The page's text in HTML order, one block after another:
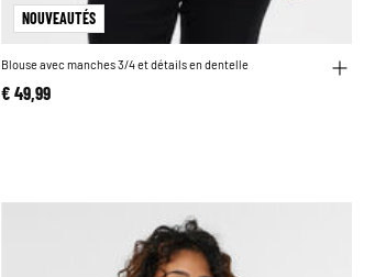
NOUVEAUTÉS
Blouse avec manches 3/4 et détails en dentelle
€ 49,99